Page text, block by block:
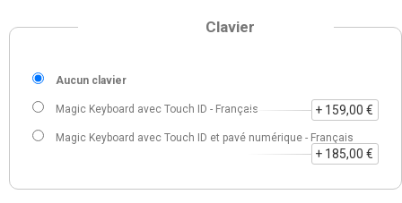
Clavier
Aucun clavier
Magic Keyboard avec Touch ID - Français + 159,00 €
Magic Keyboard avec Touch ID et pavé numérique - Français
+ 185,00 €